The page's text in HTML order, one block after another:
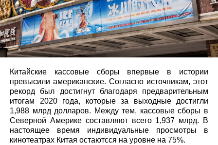
Китайские кассовые сборы впервые в истории
превысили американские. Согласно источникам, этот
рекорд был достигнут благодаря предварительным
итогам 2020 года, которые за выходные достигли
1,988 млрд долларов. Между тем, кассовые сборы в
Северной Америке составляют всего 1,937 млрд. В
настоящее время индивидуальные просмотры в
кинотеатрах Китая остаютсся на уровне на 75%.